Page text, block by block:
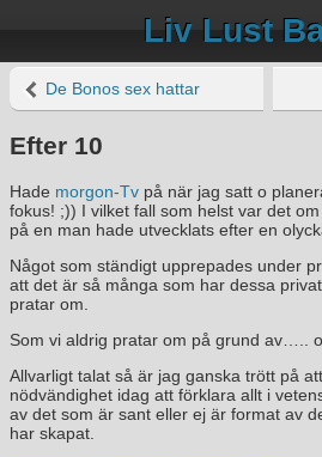
Liv Lust
De Bonos sex hattar
Efter 10
Hade morgon-Tv på när jag satt o
fokus! ;)) I vilket fall som helst var det
på en man hade utvecklats efter en
Något som ständigt upprepades under
att det är så många som har dessa
pratar om.
Som vi aldrig pratar om på grund av…..
Allvarligt talat så är jag ganska trött på
nödvändighet idag att förklara allt i
av det som är sant eller ej är format av
har skapat.